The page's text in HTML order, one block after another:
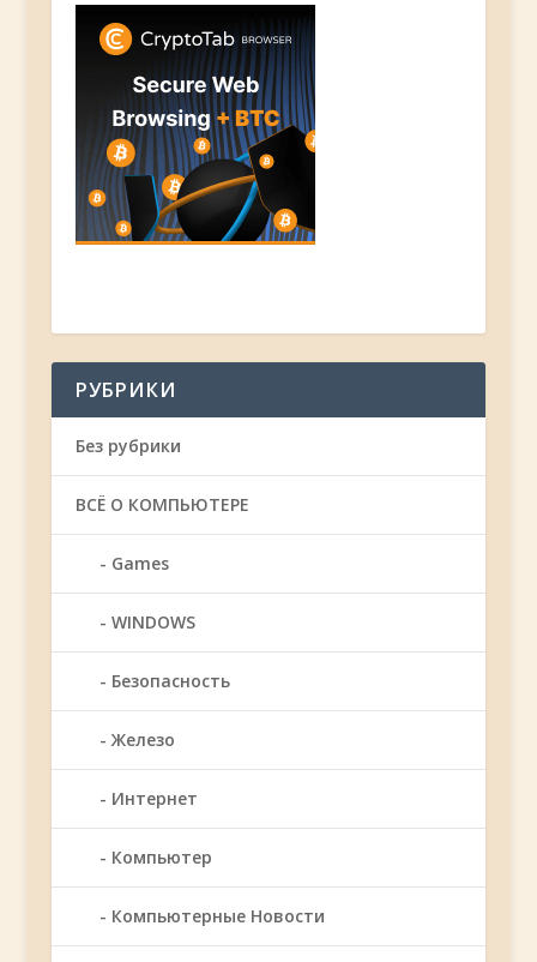
РУБРИКИ
Без рубрики
ВСЁ О КОМПЬЮТЕРЕ
Games
WINDOWS
Безопасность
Железо
Интернет
Компьютер
Компьютерные Новости